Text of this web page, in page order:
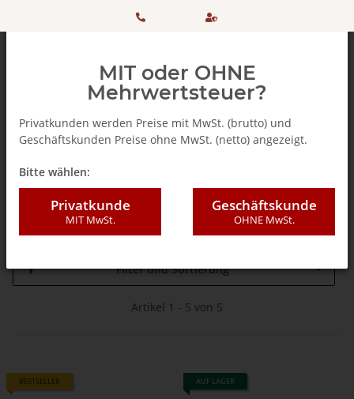
+ 49
506 98
einkaufen
SSL
Vinicola Tombacco Srl.
Filter und Sortierung
Artikel 1 - 5 von 5
BESTSELLER AUF LAGER
MIT oder OHNE
Mehrwertsteuer?
Privatkunden werden Preise mit MwSt. (brutto) und
Geschäftskunden Preise ohne MwSt. (netto) angezeigt.
Bitte wählen:
Privatkunde
MIT MwSt.
Geschäftskunde
OHNE MwSt.